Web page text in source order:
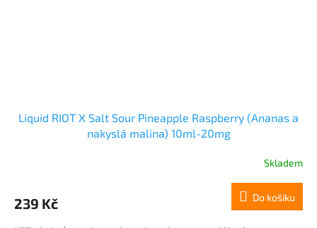
Liquid RIOT X Salt Sour Pineapple Raspberry (Ananas a
nakyslá malina) 10ml-20mg
Skladem
239 Kč Do košíku